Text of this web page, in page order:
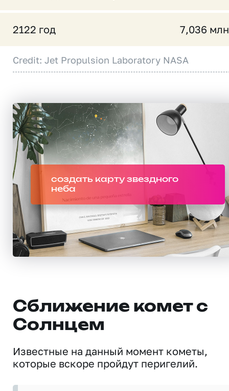
2122 год 7,036
Credit: Jet Propulsion Laboratory NASA
создать карту звездного
неба
Сближение комет с
Солнцем
Известные на данный момент кометы,
которые вскоре пройдут перигелий.